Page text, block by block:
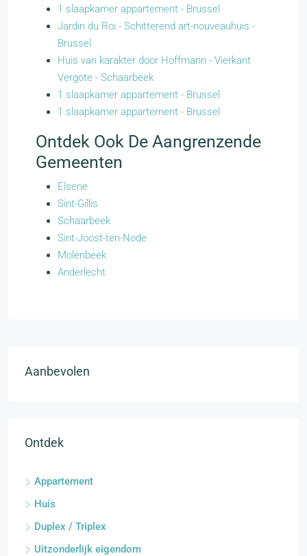
1 slaapkamer appartement - Brussel
Jardin du Roi - Schitterend art-nouveauhuis -
Brussel
Huis van karakter door Hoffmann - Vierkant
Vergote - Schaarbeek
1 slaapkamer appartement - Brussel
1 slaapkamer appartement - Brussel
Ontdek Ook De Aangrenzende
Gemeenten
Elsene
Sint-Gillis
Schaarbeek
Sint-Joost-ten-Node
Molenbeek
Anderlecht
Aanbevolen
Ontdek
Appartement
Huis
Duplex / Triplex
Uitzonderlijk eigendom